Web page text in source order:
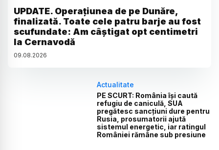
UPDATE. Operațiunea de pe Dunăre,
finalizată. Toate cele patru barje au fost
scufundate: Am câștigat opt centimetri
la Cernavodă
09.08.2026
Actualitate
PE SCURT: România își caută
refugiu de caniculă, SUA
pregătesc sancțiuni dure pentru
Rusia, prosumatorii ajută
sistemul energetic, iar ratingul
României rămâne sub presiune